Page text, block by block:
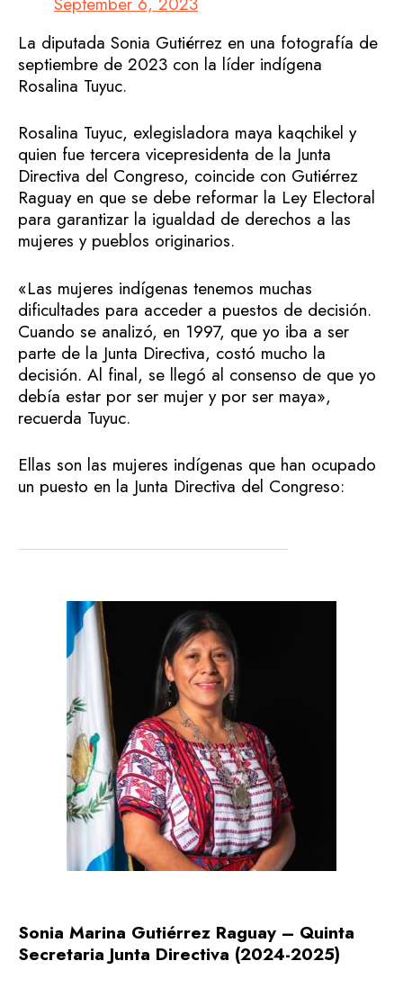
La diputada Sonia Gutiérrez en una fotografía de
septiembre de 2023 con la líder indígena
Rosalina Tuyuc.
Rosalina Tuyuc, exlegisladora maya kaqchikel y
quien fue tercera vicepresidenta de la Junta
Directiva del Congreso, coincide con Gutiérrez
Raguay en que se debe reformar la Ley Electoral
para garantizar la igualdad de derechos a las
mujeres y pueblos originarios.
«Las mujeres indígenas tenemos muchas
dificultades para acceder a puestos de decisión.
Cuando se analizó, en 1997, que yo iba a ser
parte de la Junta Directiva, costó mucho la
decisión. Al final, se llegó al consenso de que yo
debía estar por ser mujer y por ser maya»,
recuerda Tuyuc.
Ellas son las mujeres indígenas que han ocupado
un puesto en la Junta Directiva del Congreso:
Sonia Marina Gutiérrez Raguay – Quinta
Secretaria Junta Directiva (2024-2025)